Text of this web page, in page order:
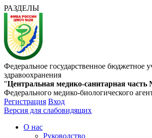
РАЗДЕЛЫ
Федеральное государственное бюджетное
здравоохранения
"Центральная медико-санитарная часть
Федерального медико-биологического
Регистрация Вход
Версия для слабовидящих
О нас
Руководство